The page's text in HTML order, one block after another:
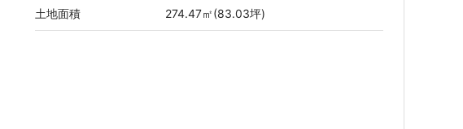
土地面積 274.47㎡(83.03坪)